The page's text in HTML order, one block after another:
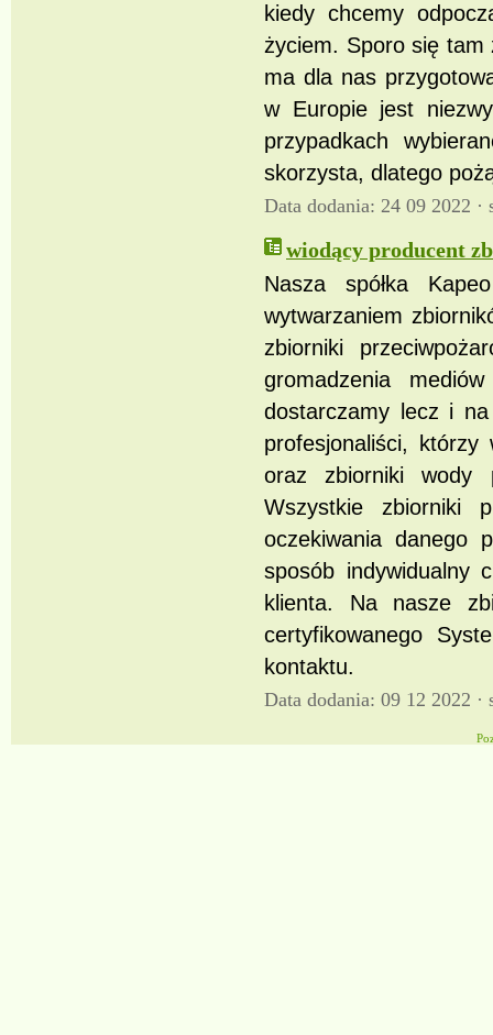
kiedy chcemy
życiem. Sporo się tam
ma dla nas
w Europie jest
przypadkach
skorzysta, dlatego
Data dodania: 24 09 2022 ·
wiodący producent
Nasza spółka
wytwarzaniem
zbiorniki
gromadzenia
dostarczamy lecz i
profesjonaliści, którzy
oraz zbiorniki wody
Wszystkie zbiorniki
oczekiwania danego
sposób indywidualny
klienta. Na nasze
certyfikowanego
kontaktu.
Data dodania: 09 12 2022 ·